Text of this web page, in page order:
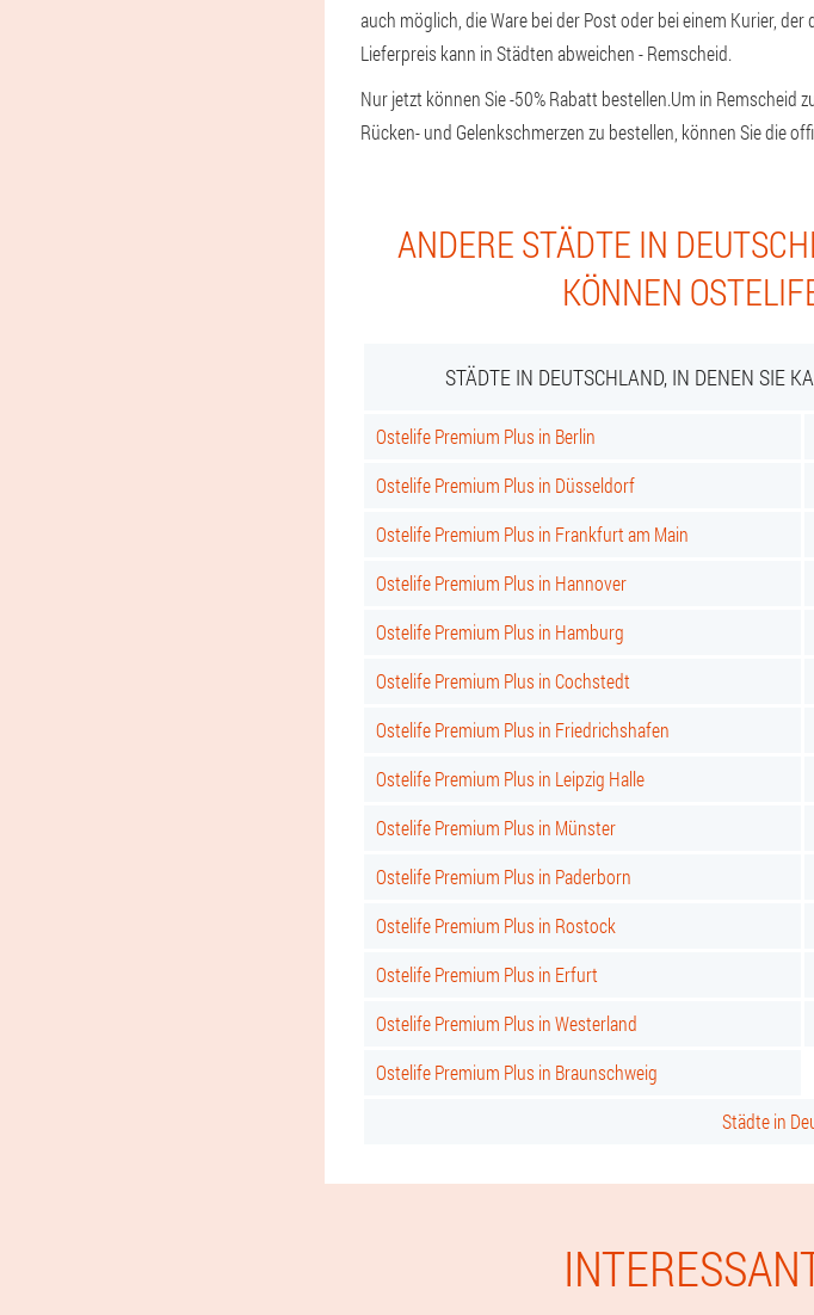
auch möglich, die Ware bei der Post oder bei einem Kurier,
Lieferpreis kann in Städten abweichen - Remscheid.
Nur jetzt können Sie -50% Rabatt bestellen.Um in Remscheid
Rücken- und Gelenkschmerzen zu bestellen, können Sie die
ANDERE STÄDTE IN
KÖNNEN
STÄDTE IN DEUTSCHLAND, IN DENEN SIE
Ostelife Premium Plus in Berlin
Ostelife Premium Plus in Düsseldorf
Ostelife Premium Plus in Frankfurt am Main
Ostelife Premium Plus in Hannover
Ostelife Premium Plus in Hamburg
Ostelife Premium Plus in Cochstedt
Ostelife Premium Plus in Friedrichshafen
Ostelife Premium Plus in Leipzig Halle
Ostelife Premium Plus in Münster
Ostelife Premium Plus in Paderborn
Ostelife Premium Plus in Rostock
Ostelife Premium Plus in Erfurt
Ostelife Premium Plus in Westerland
Ostelife Premium Plus in Braunschweig
Städte in